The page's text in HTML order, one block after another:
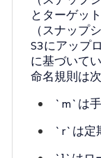
とターゲット
（スナップ
S3にアップ
に基づいてい
命名規則は
`m`は
`r`は定